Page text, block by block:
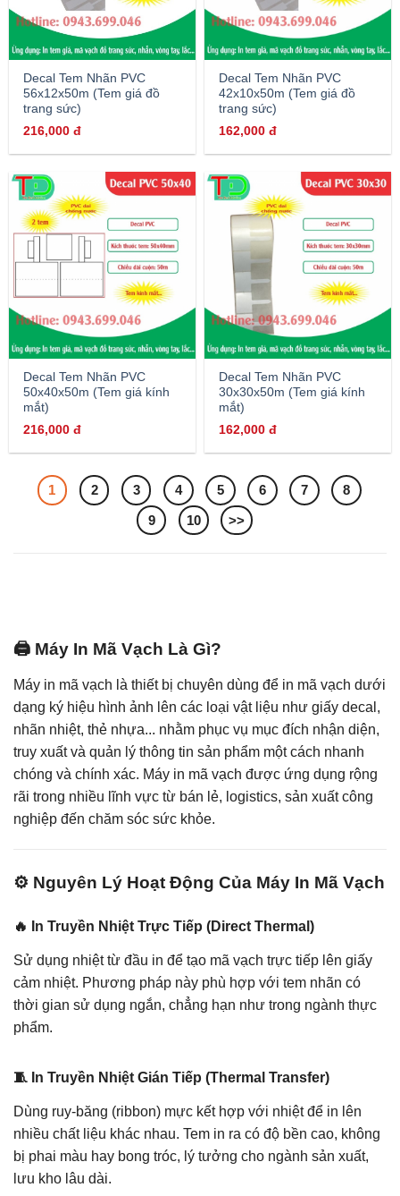
Decal Tem Nhãn PVC
56x12x50m (Tem giá đồ
trang sức)
216,000đ
Decal Tem Nhãn PVC
42x10x50m (Tem giá đồ
trang sức)
162,000đ
Decal Tem Nhãn PVC
50x40x50m (Tem giá kính
mắt)
216,000đ
Decal Tem Nhãn PVC
30x30x50m (Tem giá kính
mắt)
162,000đ
1 2 3 4 5 6 7
8
9
10 >>
🖨️ Máy In Mã Vạch Là Gì?
Máy in mã vạch là thiết bị chuyên dùng để in mã vạch dưới
dạng ký hiệu hình ảnh lên các loại vật liệu như giấy decal,
nhãn nhiệt, thẻ nhựa... nhằm phục vụ mục đích nhận diện,
truy xuất và quản lý thông tin sản phẩm một cách nhanh
chóng và chính xác. Máy in mã vạch được ứng dụng rộng
rãi trong nhiều lĩnh vực từ bán lẻ, logistics, sản xuất công
nghiệp đến chăm sóc sức khỏe.
⚙️ Nguyên Lý Hoạt Động Của Máy In Mã Vạch
🔥 In Truyền Nhiệt Trực Tiếp (Direct Thermal)
Sử dụng nhiệt từ đầu in để tạo mã vạch trực tiếp lên giấy
cảm nhiệt. Phương pháp này phù hợp với tem nhãn có
thời gian sử dụng ngắn, chẳng hạn như trong ngành thực
phẩm.
🧵 In Truyền Nhiệt Gián Tiếp (Thermal Transfer)
Dùng ruy-băng (ribbon) mực kết hợp với nhiệt để in lên
nhiều chất liệu khác nhau. Tem in ra có độ bền cao, không
bị phai màu hay bong tróc, lý tưởng cho ngành sản xuất,
lưu kho lâu dài.